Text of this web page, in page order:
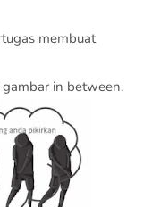
membuat
in between.